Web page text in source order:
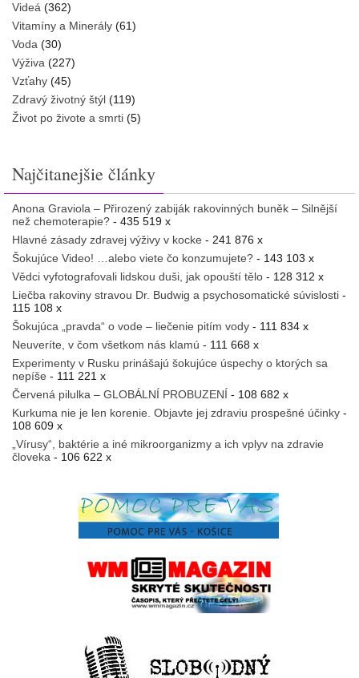
Videá (362)
Vitamíny a Minerály (61)
Voda (30)
Výživa (227)
Vzťahy (45)
Zdravý životný štýl (119)
Život po živote a smrti (5)
Najčitanejšie články
Anona Graviola – Přirozený zabiják rakovinných buněk – Silnější
než chemoterapie? - 435 519 x
Hlavné zásady zdravej výživy v kocke - 241 876 x
Šokujúce Video! …alebo viete čo konzumujete? - 143 103 x
Vědci vyfotografovali lidskou duši, jak opouští tělo - 128 312 x
Liečba rakoviny stravou Dr. Budwig a psychosomatické súvislosti -
115 108 x
Šokujúca „pravda“ o vode – liečenie pitím vody - 111 834 x
Neuveríte, v čom všetkom nás klamú - 111 668 x
Experimenty v Rusku prinášajú šokujúce úspechy o ktorých sa
nepíše - 111 221 x
Červená pilulka – GLOBÁLNÍ PROBUZENÍ - 108 682 x
Kurkuma nie je len korenie. Objavte jej zdraviu prospešné účinky -
108 609 x
„Vírusy“, baktérie a iné mikroorganizmy a ich vplyv na zdravie
človeka - 106 622 x